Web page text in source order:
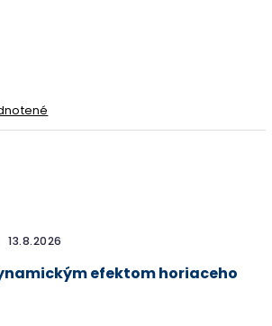
13.8.2026
efektom horiaceho